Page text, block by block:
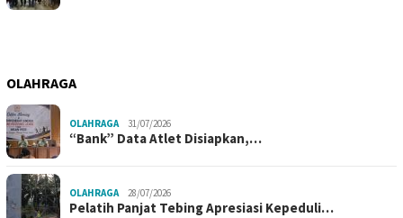
OLAHRAGA
OLAHRAGA 31/07/2026
“Bank” Data Atlet Disiapkan,…
OLAHRAGA 28/07/2026
Pelatih Panjat Tebing Apresiasi Kepeduli…